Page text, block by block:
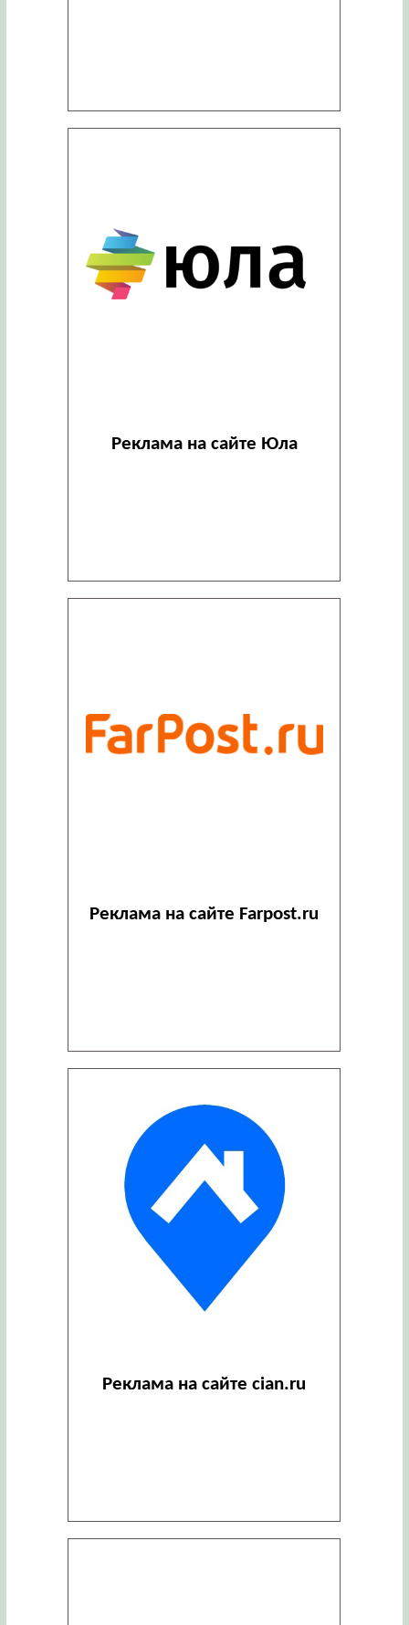
Реклама на сайте Юла
Реклама на сайте Farpost.ru
Реклама на сайте cian.ru